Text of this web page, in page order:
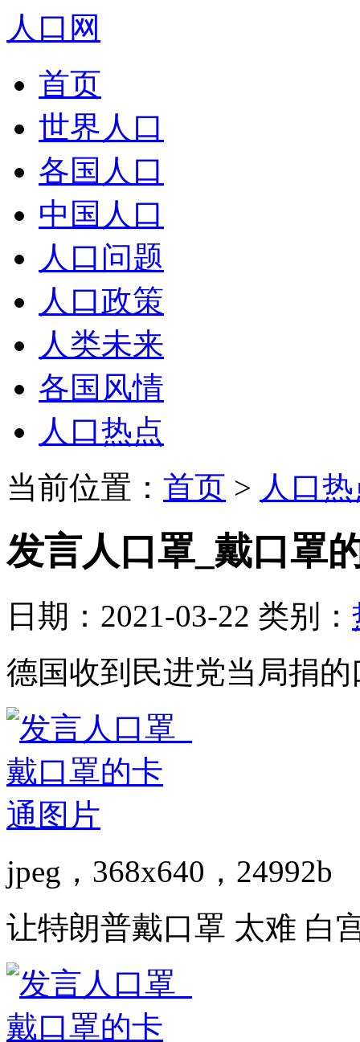
人口网
首页
世界人口
各国人口
中国人口
人口问题
人口政策
人类未来
各国风情
人口热点
当前位置： 首页 > 人口
发言人口罩_戴口罩
日期：2021-03-22 类别：
德国收到民进党当局捐
jpeg，368x640，24992b
让特朗普戴口罩 太难 白